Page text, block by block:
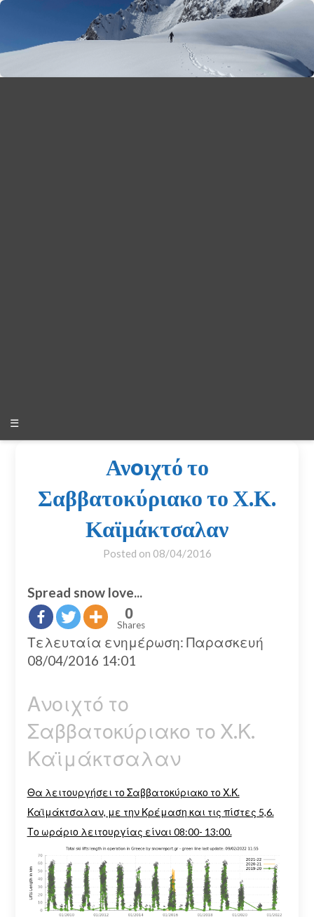
☰
Ανoιχτό το
Σαββατοκύριακο το Χ.Κ.
Καϊμάκτσαλαν
Posted on 08/04/2016
Spread snow love...
0
Shares
Τελευταία ενημέρωση: Παρασκευή
08/04/2016 14:01
Ανoιχτό το
Σαββατοκύριακο το Χ.Κ.
Καϊμάκτσαλαν
Θα λειτουργήσει το Σαββατοκύριακο το Χ.Κ.
Καϊμάκτσαλαν, με την Κρέμαση και τις πίστες 5,6.
Το ωράριο λειτουργίας είναι 08:00- 13:00.